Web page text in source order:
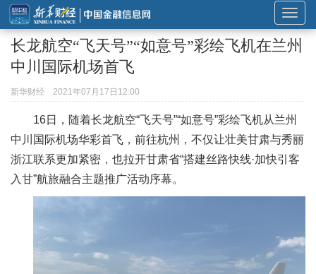
展
开
或
导
航
长龙航空“飞天号”“如意号”彩绘飞机在兰州
中川国际机场首飞
新华财经 2021年07月17日12:00
16日，随着长龙航空“飞天号”“如意号”彩绘飞机从兰州
中川国际机场华彩首飞，前往杭州，不仅让壮美甘肃与秀丽
浙江联系更加紧密，也拉开甘肃省“搭建丝路快线·加快引客
入甘”航旅融合主题推广活动序幕。